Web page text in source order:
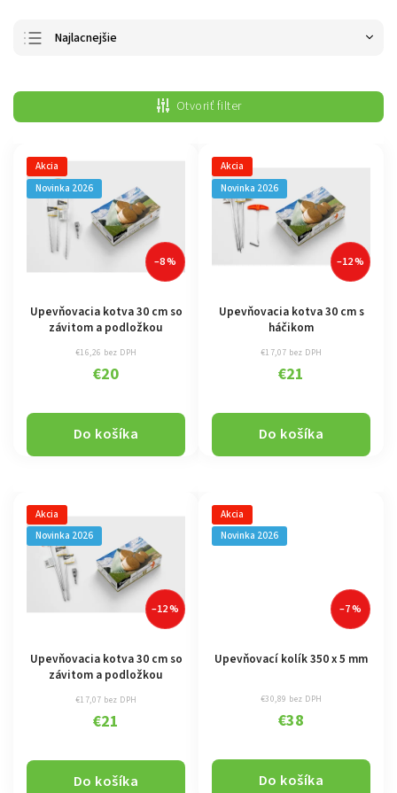
Najlacnejšie
Otvoriť filter
Akcia
Novinka 2026
–8 %
Upevňovacia kotva 30 cm so
závitom a podložkou
€16,26 bez DPH
€20
Do košíka
Akcia
Novinka 2026
–12 %
Upevňovacia kotva 30 cm s
háčikom
€17,07 bez DPH
€21
Do košíka
Akcia
Novinka 2026
–12 %
Upevňovacia kotva 30 cm so
závitom a podložkou
€17,07 bez DPH
€21
Do košíka
Akcia
Novinka 2026
–7 %
Upevňovací kolík 350 x 5 mm
€30,89 bez DPH
€38
Do košíka